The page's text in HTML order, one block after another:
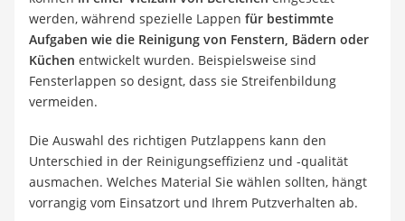
werden, während spezielle Lappen für bestimmte
Aufgaben wie die Reinigung von Fenstern, Bädern oder
Küchen entwickelt wurden. Beispielsweise sind
Fensterlappen so designt, dass sie Streifenbildung
vermeiden.
Die Auswahl des richtigen Putzlappens kann den
Unterschied in der Reinigungseffizienz und -qualität
ausmachen. Welches Material Sie wählen sollten, hängt
vorrangig vom Einsatzort und Ihrem Putzverhalten ab.